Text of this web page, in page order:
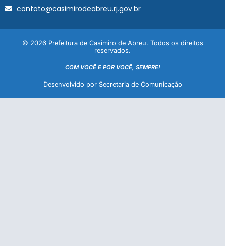
contato@casimirodeabreu.rj.gov.br
© 2026 Prefeitura de Casimiro de Abreu. Todos os direitos
reservados.
COM VOCÊ E POR VOCÊ, SEMPRE!
Desenvolvido por Secretaria de Comunicação